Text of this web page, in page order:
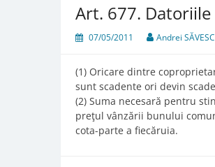
Art. 677.
07/05/2011 Andrei
(1) Oricare dintre
sunt scadente ori devin
(2) Suma necesară pentru
preţul vânzării bunului
cota-parte a fiecăruia.